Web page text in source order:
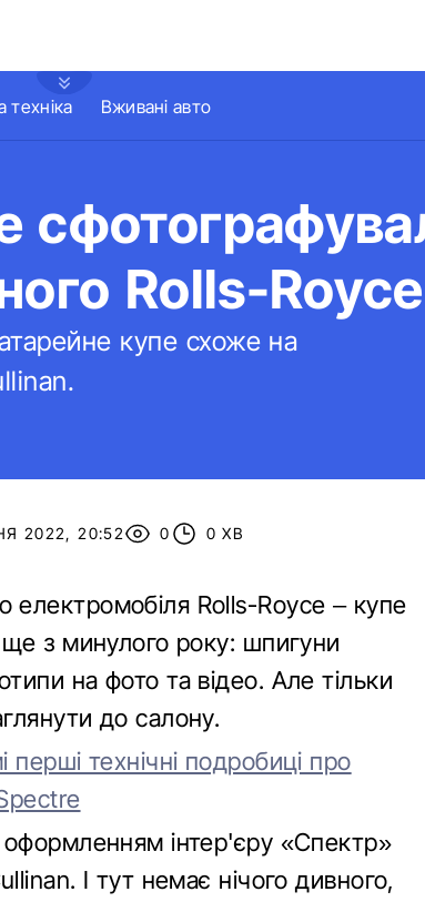
техніка Вживані авто
Rolls-Royce
купе схоже на
2022, 20:52 0 0 ХВ
Rolls-Royce – купе
з минулого року: шпигуни
на фото та відео. Але тільки
до салону.
перші технічні подробиці про
інтер'єру «Спектр»
І тут немає нічого дивного,